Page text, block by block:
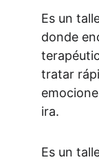
Es un
donde
tratar
ira.
Es un